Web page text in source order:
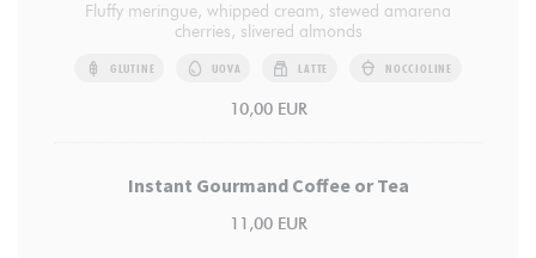
Fluffy meringue, whipped cream, stewed amarena
cherries, slivered almonds
GLUTINE UOVA LATTE NOCCIOLINE
10,00 EUR
Instant Gourmand Coffee or Tea
11,00 EUR